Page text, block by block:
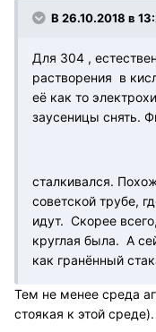
В 26.10.2018 в
Для 304 ,
растворения в
её как то
заусеницы снять.
сталкивался.
советской трубе,
идут. Скорее
круглая была. А
как гранённый
Тем не менее среда
стоякая к этой среде).